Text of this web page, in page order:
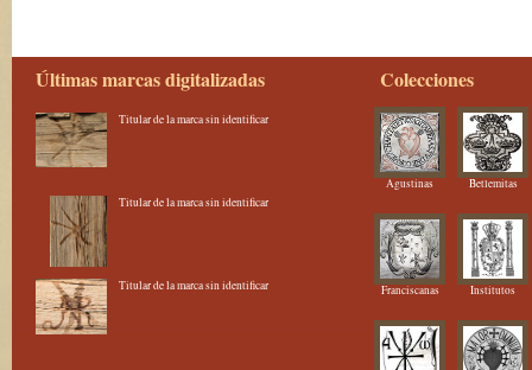
Últimas marcas digitalizadas
Titular de la marca sin identificar
Titular de la marca sin identificar
Titular de la marca sin identificar
Colecciones
Agustinas Betlemitas
Franciscanas Institutos